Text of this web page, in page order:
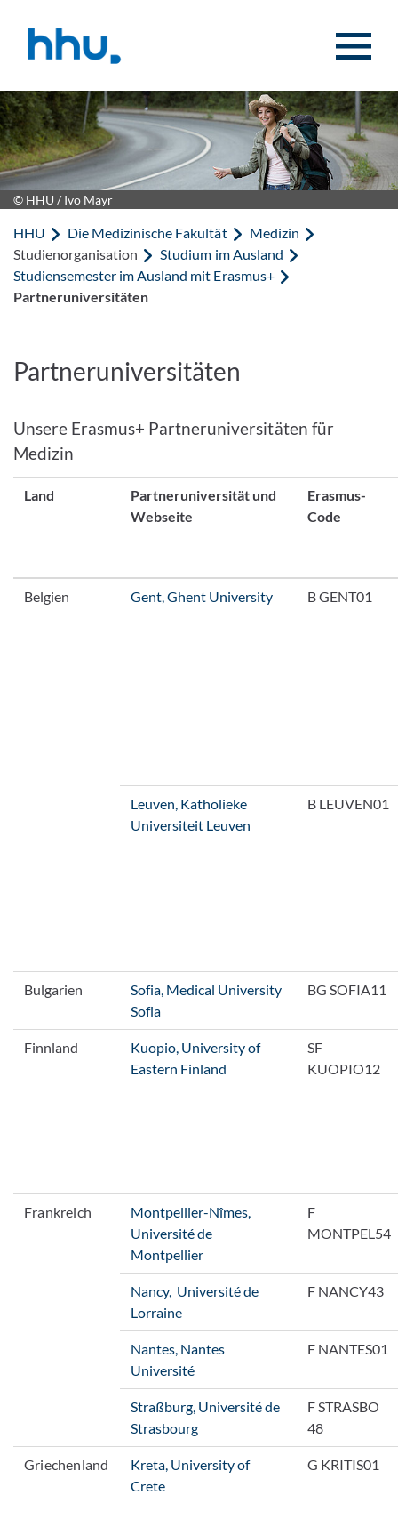
© HHU / Ivo Mayr
HHU Die Medizinische Fakultät
Medizin
Studienorganisation
Studium im Ausland
Studiensemester im Ausland mit Erasmus+
Partneruniversitäten
Partneruniversitäten
Unsere Erasmus+ Partneruniversitäten für
Medizin
Land
Partneruniversität und
Webseite
Erasmus-
Code
Belgien Gent, Ghent University B GENT01
Leuven, Katholieke
Universiteit Leuven
B LEUVEN01
Bulgarien
Sofia, Medical University
Sofia
BG SOFIA11
Finnland
Kuopio, University of
Eastern Finland
SF
KUOPIO12
Frankreich
Montpellier-Nîmes,
Université de
Montpellier
F
MONTPEL54
Nancy, Université de
Lorraine
F NANCY43
Nantes, Nantes
Université
F NANTES01
Straßburg, Université de
Strasbourg
F STRASBO
48
Griechenland
Kreta, University of
Crete
G KRITIS01